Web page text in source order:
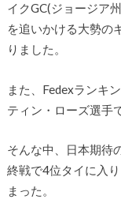
イクGC(ジョージア
を追いかける大勢の
りました。
また、Fedexランキ
ティン・ローズ選手
そんな中、日本期待
終戦で4位タイに入
まった。